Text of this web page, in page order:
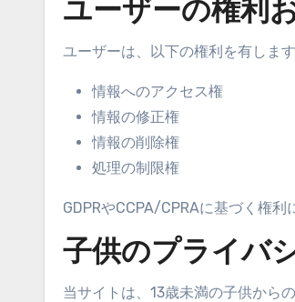
ユーザーの権利
ユーザーは、以下の権利を有します
情報へのアクセス権
情報の修正権
情報の削除権
処理の制限権
GDPRやCCPA/CPRAに基づく権
子供のプライバ
当サイトは、13歳未満の子供から